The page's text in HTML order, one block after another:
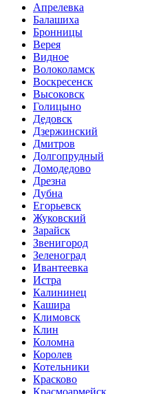
Апрелевка
Балашиха
Бронницы
Верея
Видное
Волоколамск
Воскресенск
Высоковск
Голицыно
Дедовск
Дзержинский
Дмитров
Долгопрудный
Домодедово
Дрезна
Дубна
Егорьевск
Жуковский
Зарайск
Звенигород
Зеленоград
Ивантеевка
Истра
Калининец
Кашира
Климовск
Клин
Коломна
Королев
Котельники
Красково
Красмоармейск